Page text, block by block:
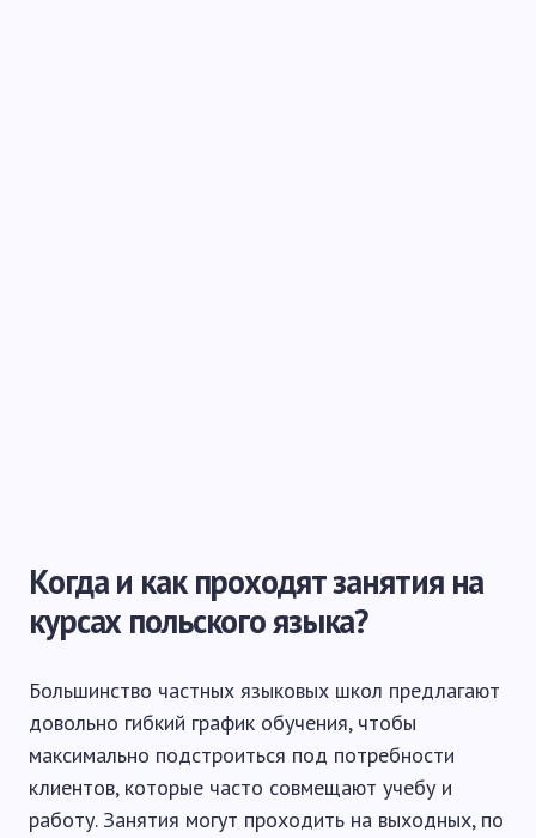
Когда и как проходят занятия на
курсах польского языка?
Большинство частных языковых школ предлагают
довольно гибкий график обучения, чтобы
максимально подстроиться под потребности
клиентов, которые часто совмещают учебу и
работу. Занятия могут проходить на выходных, по